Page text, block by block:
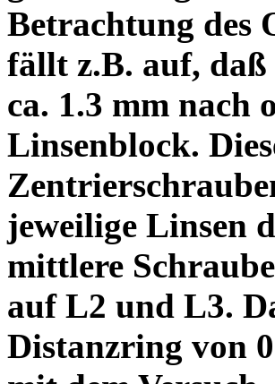
Betrachtung des
fällt z.B. auf, daß
ca. 1.3 mm nach
Linsenblock.
jeweilige Linsen
mittlere
auf L2 und L3.
Distanzring von